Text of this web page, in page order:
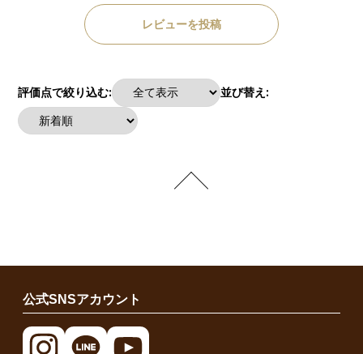
レビューを投稿
評価点で絞り込む: 並び替え:
公式SNSアカウント